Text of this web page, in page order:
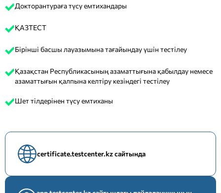
Докторантураға түсу емтихандары
ҚАЗТЕСТ
Бірінші басшы лауазымына тағайындау үшін тестілеу
Қазақстан Республикасының азаматтығына қабылдау немесе
азаматтығын қалпына келтіру кезіндегі тестілеу
Шет тілдерінен түсу емтиханы
certificate.testcenter.kz сайтында